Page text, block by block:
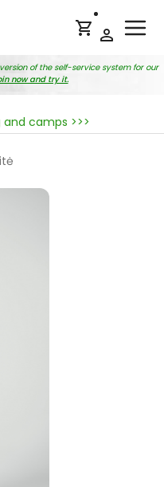
of the self-service system for our
now and try it.
camps >>>